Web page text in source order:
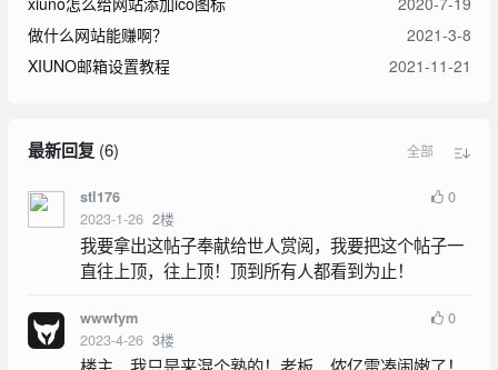
做什么网站能赚啊？
2021-3-8
XIUNO邮箱设置教程
2021-11-21
最新回复(6) 全部
stl176
2023-1-26 2楼
0
我要拿出这帖子奉献给世人赏阅，我要把这个帖子一
直往上顶，往上顶！顶到所有人都看到为止！
wwwtym
2023-4-26 3楼
0